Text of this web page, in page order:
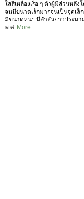
ใสสีเหลืองเรื่อ ๆ ตัวผู้มีส่วนหลั
จนมีขนาดเล็กมากจนเป็นจุดเล็
มีขนาดหนา มีลำตัวยาวประมา
พ.ศ. More